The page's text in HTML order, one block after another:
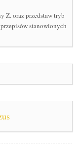
Z. oraz przedstaw tryb
stanowionych